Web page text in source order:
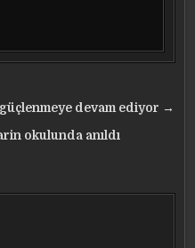
devam ediyor →
okulunda anıldı